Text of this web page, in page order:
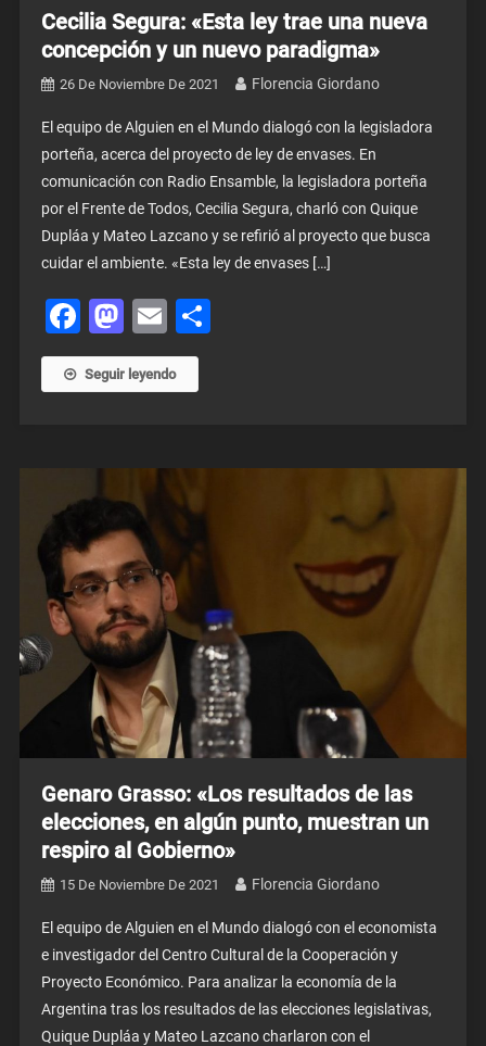
Cecilia Segura: «Esta ley trae una nueva
concepción y un nuevo paradigma»
26 De Noviembre De 2021 Florencia Giordano
El equipo de Alguien en el Mundo dialogó con la legisladora
porteña, acerca del proyecto de ley de envases. En
comunicación con Radio Ensamble, la legisladora porteña
por el Frente de Todos, Cecilia Segura, charló con Quique
Dupláa y Mateo Lazcano y se refirió al proyecto que busca
cuidar el ambiente. «Esta ley de envases […]
Facebook
Mastodon
Email
Seguir leyendo
Genaro Grasso: «Los resultados de las
elecciones, en algún punto, muestran un
respiro al Gobierno»
15 De Noviembre De 2021 Florencia Giordano
El equipo de Alguien en el Mundo dialogó con el economista
e investigador del Centro Cultural de la Cooperación y
Proyecto Económico. Para analizar la economía de la
Argentina tras los resultados de las elecciones legislativas,
Quique Dupláa y Mateo Lazcano charlaron con el